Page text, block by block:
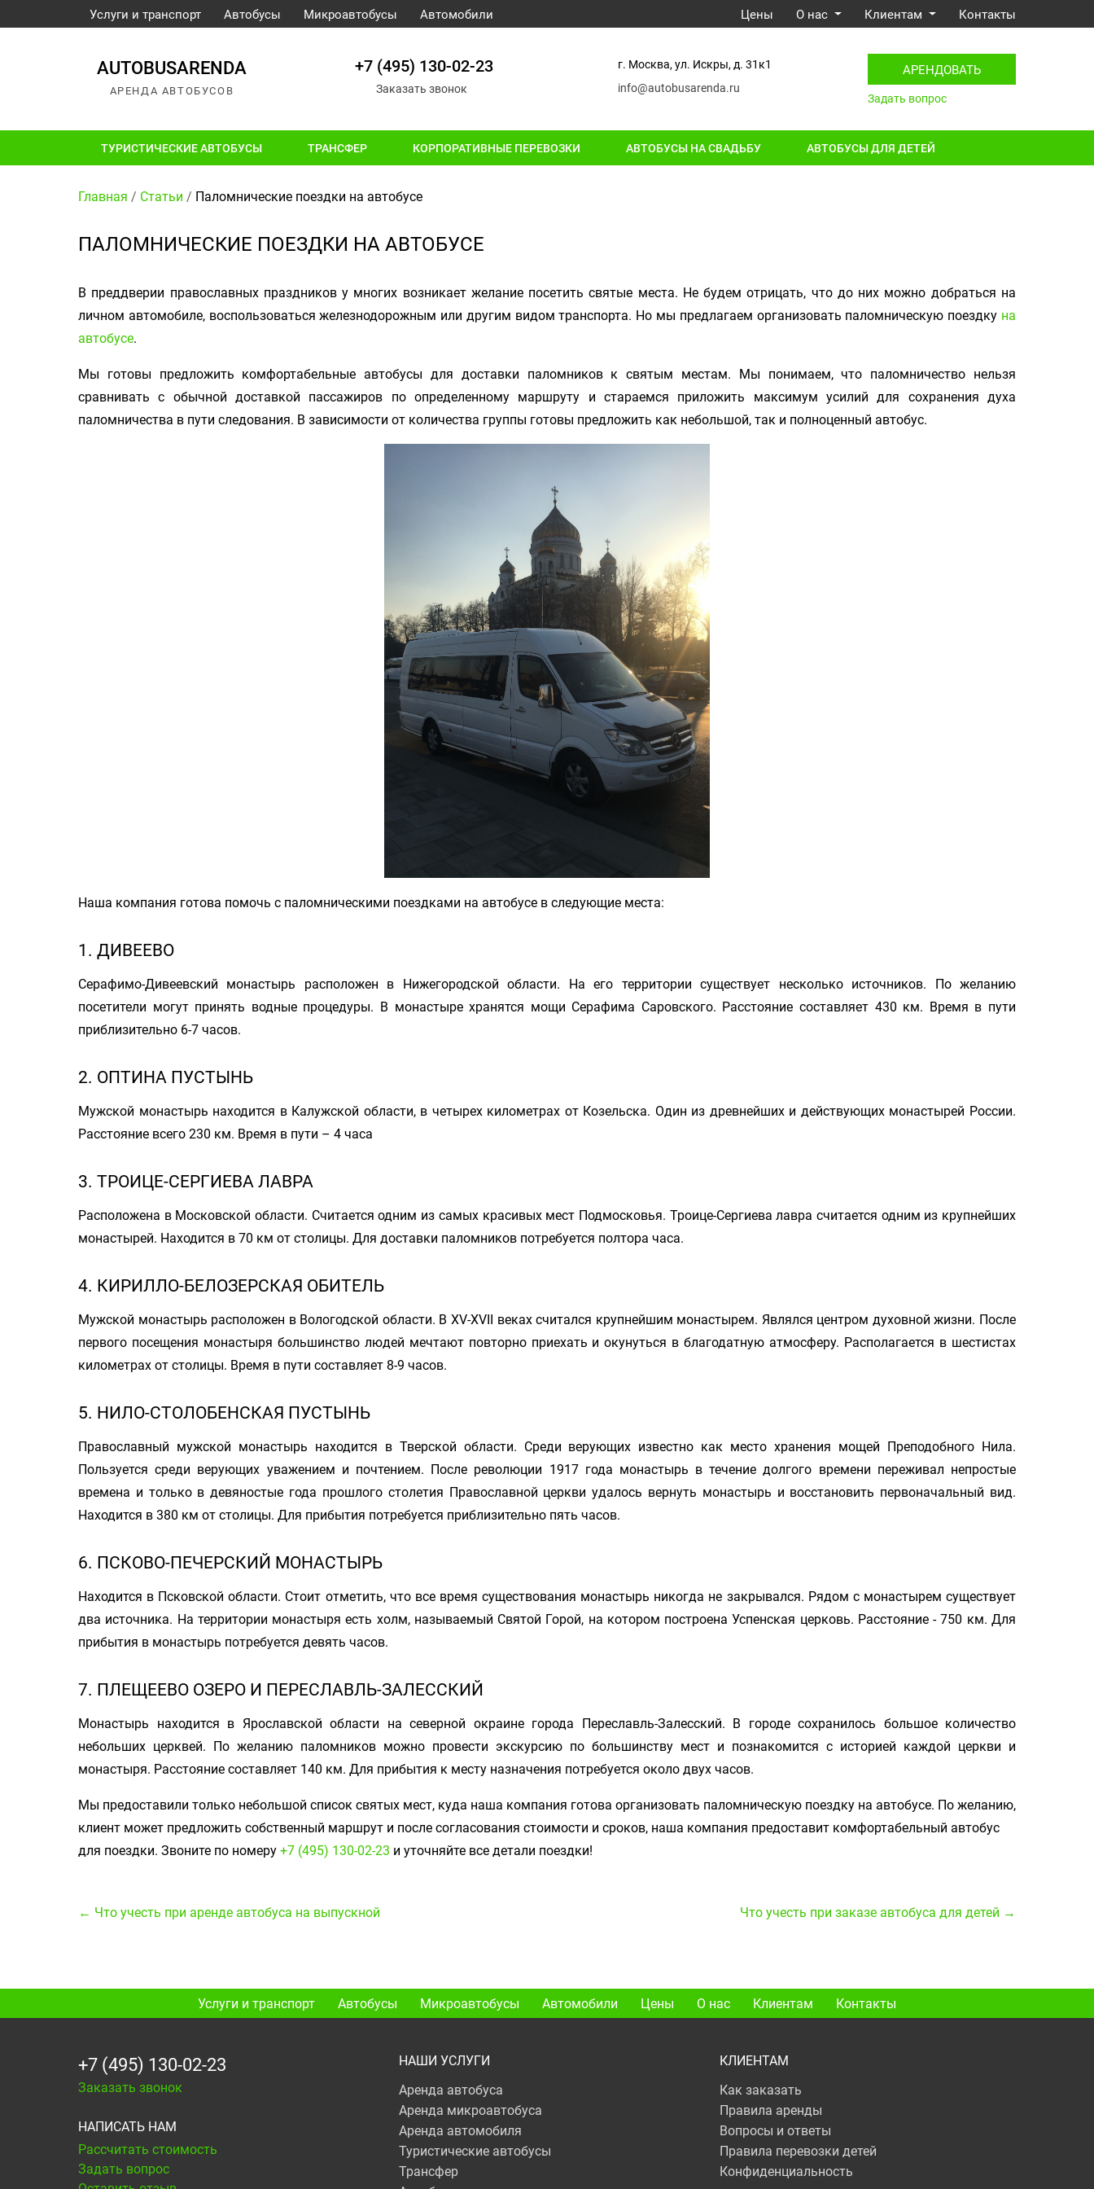
Услуги и транспорт Автобусы Микроавтобусы Автомобили Цены О нас Клиентам Контакты
AUTOBUSARENDA
АРЕНДА АВТОБУСОВ
+7 (495) 130-02-23
Заказать звонок
г. Москва, ул. Искры, д. 31к1
info@autobusarenda.ru
АРЕНДОВАТЬ
Задать вопрос
ТУРИСТИЧЕСКИЕ АВТОБУСЫ ТРАНСФЕР КОРПОРАТИВНЫЕ ПЕРЕВОЗКИ АВТОБУСЫ НА СВАДЬБУ АВТОБУСЫ ДЛЯ ДЕТЕЙ
Главная / Статьи / Паломнические поездки на автобусе
ПАЛОМНИЧЕСКИЕ ПОЕЗДКИ НА АВТОБУСЕ
В преддверии православных праздников у многих возникает желание посетить святые места. Не будем отрицать, что до них можно добраться на
личном автомобиле, воспользоваться железнодорожным или другим видом транспорта. Но мы предлагаем организовать паломническую поездку на
автобусе.
Мы готовы предложить комфортабельные автобусы для доставки паломников к святым местам. Мы понимаем, что паломничество нельзя
сравнивать с обычной доставкой пассажиров по определенному маршруту и стараемся приложить максимум усилий для сохранения духа
паломничества в пути следования. В зависимости от количества группы готовы предложить как небольшой, так и полноценный автобус.
Наша компания готова помочь с паломническими поездками на автобусе в следующие места:
1. ДИВЕЕВО
Серафимо-Дивеевский монастырь расположен в Нижегородской области. На его территории существует несколько источников. По желанию
посетители могут принять водные процедуры. В монастыре хранятся мощи Серафима Саровского. Расстояние составляет 430 км. Время в пути
приблизительно 6-7 часов.
2. ОПТИНА ПУСТЫНЬ
Мужской монастырь находится в Калужской области, в четырех километрах от Козельска. Один из древнейших и действующих монастырей России.
Расстояние всего 230 км. Время в пути – 4 часа
3. ТРОИЦЕ-СЕРГИЕВА ЛАВРА
Расположена в Московской области. Считается одним из самых красивых мест Подмосковья. Троице-Сергиева лавра считается одним из крупнейших
монастырей. Находится в 70 км от столицы. Для доставки паломников потребуется полтора часа.
4. КИРИЛЛО-БЕЛОЗЕРСКАЯ ОБИТЕЛЬ
Мужской монастырь расположен в Вологодской области. В XV-XVII веках считался крупнейшим монастырем. Являлся центром духовной жизни. После
первого посещения монастыря большинство людей мечтают повторно приехать и окунуться в благодатную атмосферу. Располагается в шестистах
километрах от столицы. Время в пути составляет 8-9 часов.
5. НИЛО-СТОЛОБЕНСКАЯ ПУСТЫНЬ
Православный мужской монастырь находится в Тверской области. Среди верующих известно как место хранения мощей Преподобного Нила.
Пользуется среди верующих уважением и почтением. После революции 1917 года монастырь в течение долгого времени переживал непростые
времена и только в девяностые года прошлого столетия Православной церкви удалось вернуть монастырь и восстановить первоначальный вид.
Находится в 380 км от столицы. Для прибытия потребуется приблизительно пять часов.
6. ПСКОВО-ПЕЧЕРСКИЙ МОНАСТЫРЬ
Находится в Псковской области. Стоит отметить, что все время существования монастырь никогда не закрывался. Рядом с монастырем существует
два источника. На территории монастыря есть холм, называемый Святой Горой, на котором построена Успенская церковь. Расстояние - 750 км. Для
прибытия в монастырь потребуется девять часов.
7. ПЛЕЩЕЕВО ОЗЕРО И ПЕРЕСЛАВЛЬ-ЗАЛЕССКИЙ
Монастырь находится в Ярославской области на северной окраине города Переславль-Залесский. В городе сохранилось большое количество
небольших церквей. По желанию паломников можно провести экскурсию по большинству мест и познакомится с историей каждой церкви и
монастыря. Расстояние составляет 140 км. Для прибытия к месту назначения потребуется около двух часов.
Мы предоставили только небольшой список святых мест, куда наша компания готова организовать паломническую поездку на автобусе. По желанию,
клиент может предложить собственный маршрут и после согласования стоимости и сроков, наша компания предоставит комфортабельный автобус
для поездки. Звоните по номеру+7 (495) 130-02-23 и уточняйте все детали поездки!
← Что учесть при аренде автобуса на выпускной Что учесть при заказе автобуса для детей →
Услуги и транспорт Автобусы Микроавтобусы Автомобили Цены О нас Клиентам Контакты
+7 (495) 130-02-23
Заказать звонок
НАПИСАТЬ НАМ
Рассчитать стоимость
Задать вопрос
НАШИ УСЛУГИ
Аренда автобуса
Аренда микроавтобуса
Аренда автомобиля
Туристические автобусы
Трансфер
КЛИЕНТАМ
Как заказать
Правила аренды
Вопросы и ответы
Правила перевозки детей
Конфиденциальность